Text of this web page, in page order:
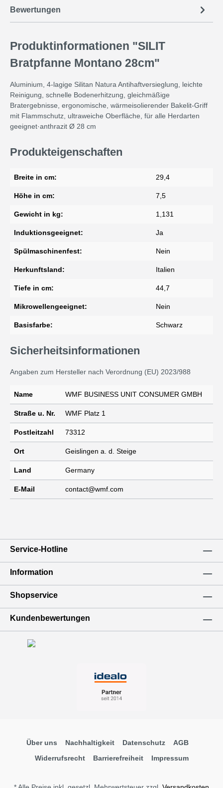
Bewertungen
Produktinformationen "SILIT
Bratpfanne Montano 28cm"
Aluminium, 4-lagige Silitan Natura Antihaftversieglung, leichte
Reinigung, schnelle Bodenerhitzung, gleichmäßige
Bratergebnisse, ergonomische, wärmeisolierender Bakelit-Griff
mit Flammschutz, ultraweiche Oberfläche, für alle Herdarten
geeignet·anthrazit Ø 28 cm
Produkteigenschaften
Breite in cm: 29,4
Höhe in cm: 7,5
Gewicht in kg: 1,131
Induktionsgeeignet: Ja
Spülmaschinenfest: Nein
Herkunftsland: Italien
Tiefe in cm: 44,7
Mikrowellengeeignet: Nein
Basisfarbe: Schwarz
Sicherheitsinformationen
Angaben zum Hersteller nach Verordnung (EU) 2023/988
Name WMF BUSINESS UNIT CONSUMER GMBH
Straße u. Nr. WMF Platz 1
Postleitzahl 73312
Ort Geislingen a. d. Steige
Land Germany
E-Mail contact@wmf.com
Service-Hotline
Information
Shopservice
Kundenbewertungen
Über uns Nachhaltigkeit Datenschutz
AGB
Widerrufsrecht
Barrierefreiheit Impressum